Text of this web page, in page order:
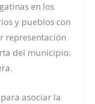
en los
y pueblos con
representación
del municipio:
asociar la